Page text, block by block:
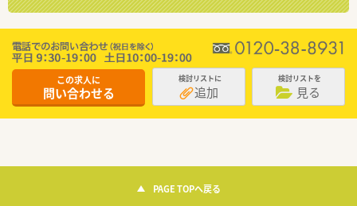
この求人に
問い合わせる
検討リストに
追加
検討リストを
見る
PAGE TOPへ戻る